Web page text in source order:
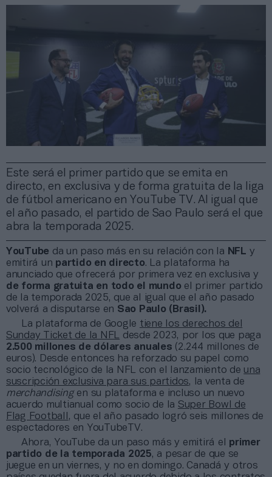
Este será el primer partido que se emita en
directo, en exclusiva y de forma gratuita de la liga
de fútbol americano en YouTube TV. Al igual que
el año pasado, el partido de Sao Paulo será el que
abra la temporada 2025.
YouTube da un paso más en su relación con la NFL y
emitirá un partido en directo. La plataforma ha
anunciado que ofrecerá por primera vez en exclusiva y
de forma gratuita en todo el mundo el primer partido
de la temporada 2025, que al igual que el año pasado
volverá a disputarse en Sao Paulo (Brasil).
La plataforma de Google tiene los derechos del
Sunday Ticket de la NFL
desde 2023, por los que paga
2.500 millones de dólares anuales (2.244 millones de
euros). Desde entonces ha reforzado su papel como
socio tecnológico de la NFL con el lanzamiento de una
suscripción exclusiva para sus partidos, la venta de
merchandising en su plataforma e incluso un nuevo
acuerdo multianual como socio de la Super Bowl de
Flag Football , que el año pasado logró seis millones de
espectadores en YouTubeTV.
Ahora, YouTube da un paso más y emitirá el primer
partido de la temporada 2025, a pesar de que se
juegue en un viernes, y no en domingo. Canadá y otros